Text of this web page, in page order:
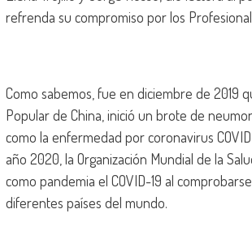
refrenda su compromiso por los
Como sabemos, fue en diciembre de 2019
Popular de China, inició un brote de
como la enfermedad por coronavirus
año 2020, la Organización Mundial de la
como pandemia el COVID-19 al
diferentes países del mundo.